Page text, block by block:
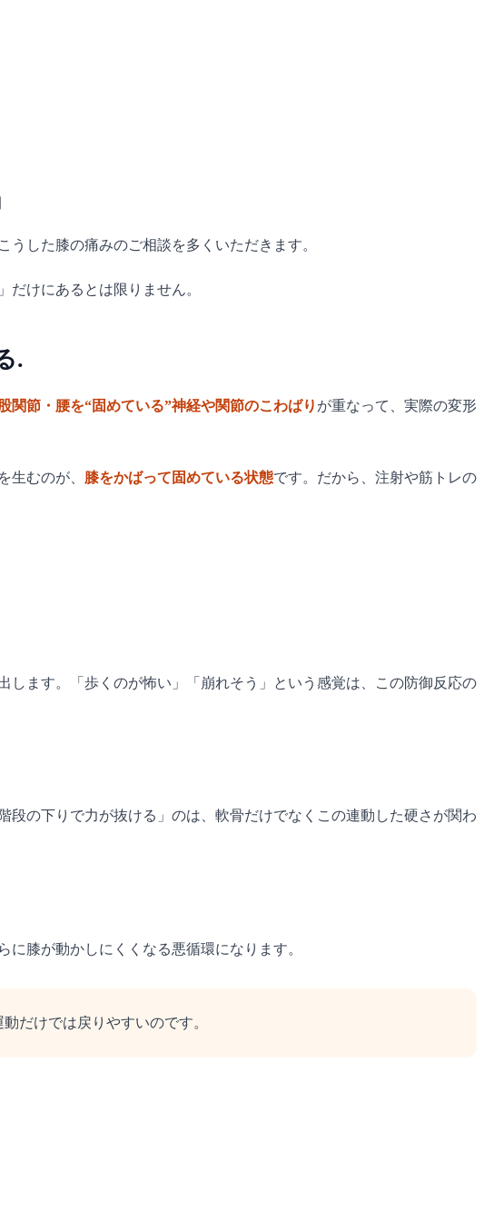
した膝の痛みのご相談を多くいただきます。
けにあるとは限りません。
.
関節・腰を“固めている”神経や関節のこわばり が重なって、実際の変形
生むのが、 膝をかばって固めている状態です。だから、注射や筋トレの
ます。「歩くのが怖い」「崩れそう」という感覚は、この防御反応の
の下りで力が抜ける」のは、軟骨だけでなくこの連動した硬さが関わ
膝が動かしにくくなる悪循環になります。
だけでは戻りやすいのです。